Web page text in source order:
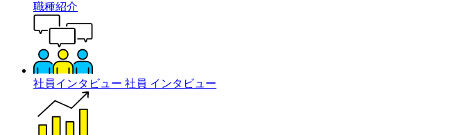
職種紹介
社員インタビュー 社員 インタビュー